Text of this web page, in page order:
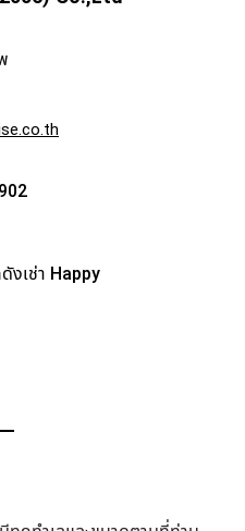
งเช่า Happy